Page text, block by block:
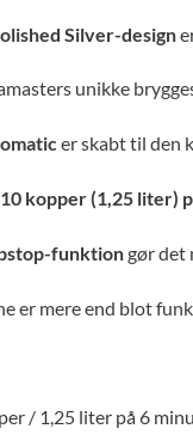
Silver-design
unikke
er skabt til den
10 kopper (1,25 liter)
funktiongør det
er mere end blot
/ 1,25 liter på 6